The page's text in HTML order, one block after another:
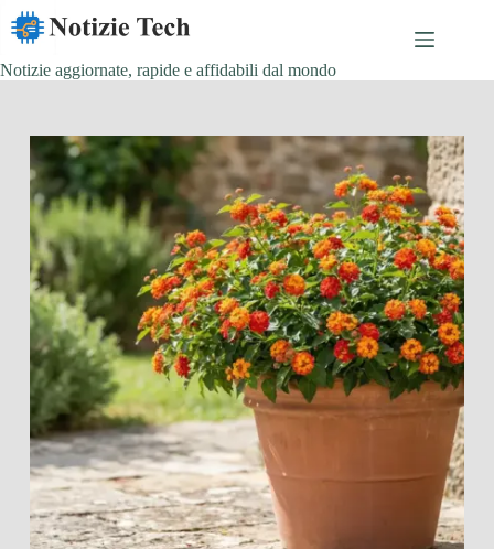
Salta
contenuto
Notizie aggiornate, rapide e affidabili dal mondo